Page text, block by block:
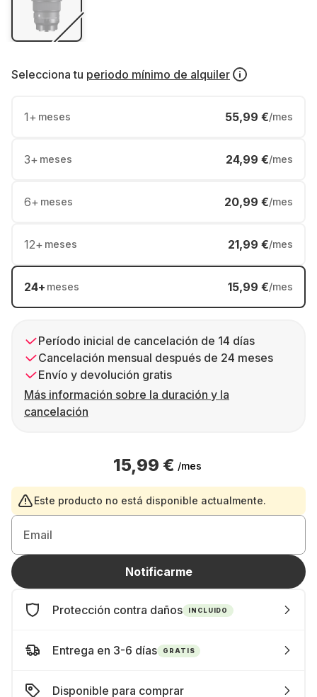
Selecciona tu periodo mínimo de alquiler
1+ meses 55,99 €/mes
3+ meses 24,99 €/mes
6+ meses 20,99 €/mes
12+ meses 21,99 €/mes
24+ meses 15,99 €/mes
Período inicial de cancelación de 14 días
Cancelación mensual después de 24 meses
Envío y devolución gratis
Más información sobre la duración y la
cancelación
15,99 € /mes
Este producto no está disponible actualmente.
Email
Notificarme
Protección contra daños INCLUIDO
Entrega en 3-6 días GRATIS
Disponible para comprar